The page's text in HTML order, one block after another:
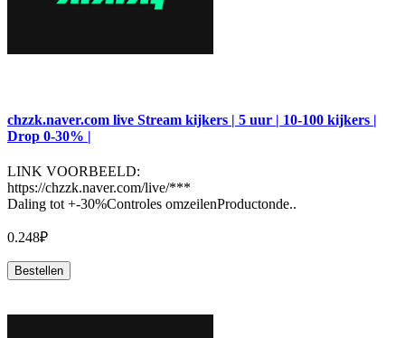
chzzk.naver.com live Stream kijkers | 5 uur | 10-100 kijkers |
Drop 0-30% |
LINK VOORBEELD:
https://chzzk.naver.com/live/***
Daling tot +-30%Controles omzeilenProductonde..
0.248₽
Bestellen